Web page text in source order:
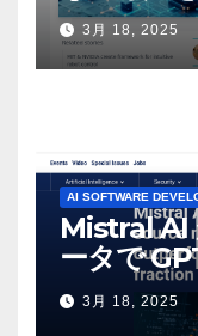
3月 18, 2025
AI SOFTWARE
Mistral AI
ータで
しいオー
リース |
3月 18, 2025